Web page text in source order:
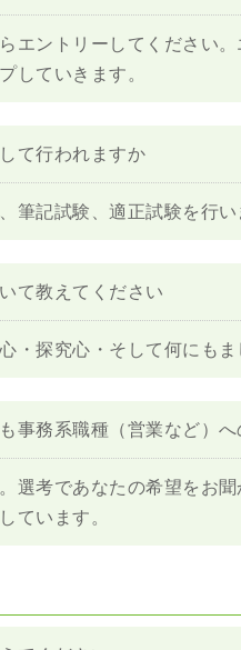
エントリーしてください
していきます。
て行われますか
筆記試験、適正試験を行
て教えてください
・探究心・そして何にも
事務系職種（営業など）
選考であなたの希望をお
ています。